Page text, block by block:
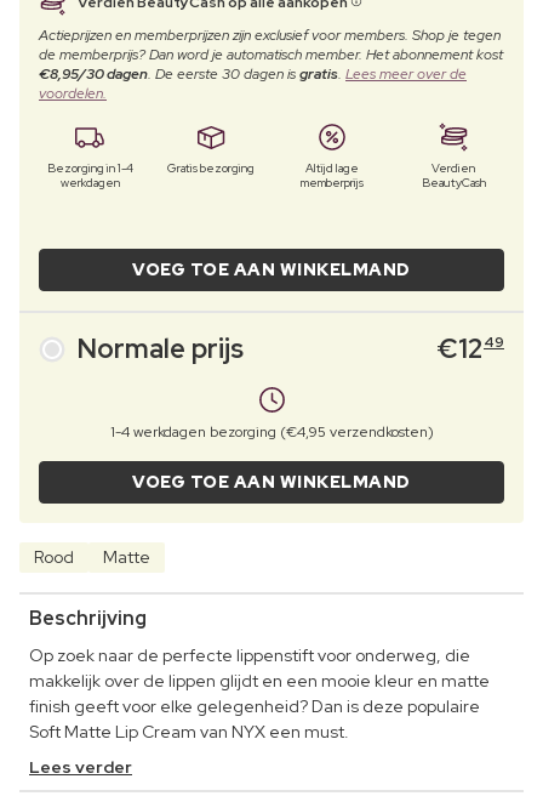
Actieprijzen en memberprijzen zijn exclusief voor members. Shop je tegen
de memberprijs? Dan word je automatisch member. Het abonnement kost
€8,95/30 dagen. De eerste 30 dagen isgratis. Lees meer over de
voordelen.
Bezorging in 1-4
werkdagen
Gratis bezorging
Altijd lage
memberprijs
Verdien
BeautyCash
VOEG TOE AAN WINKELMAND
Normale prijs €12 49
1-4 werkdagen bezorging (€4,95 verzendkosten)
VOEG TOE AAN WINKELMAND
Rood Matte
Beschrijving
Op zoek naar de perfecte lippenstift voor onderweg, die
makkelijk over de lippen glijdt en een mooie kleur en matte
finish geeft voor elke gelegenheid? Dan is deze populaire
Soft Matte Lip Cream van NYX een must.
Lees verder